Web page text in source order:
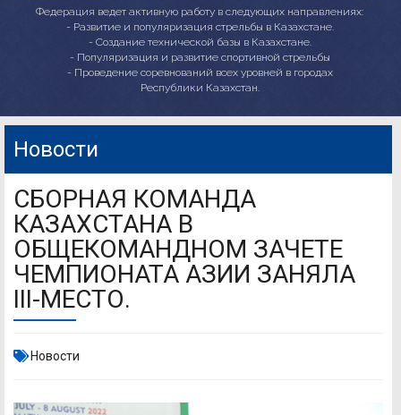
Федерация ведет активную работу в следующих направлениях:
- Развитие и популяризация стрельбы в Казахстане.
- Создание технической базы в Казахстане.
- Популяризация и развитие спортивной стрельбы
- Проведение соревнований всех уровней в городах
Республики Казахстан.
Новости
СБОРНАЯ КОМАНДА
КАЗАХСТАНА В
ОБЩЕКОМАНДНОМ ЗАЧЕТЕ
ЧЕМПИОНАТА АЗИИ ЗАНЯЛА
III-МЕСТО.
Новости